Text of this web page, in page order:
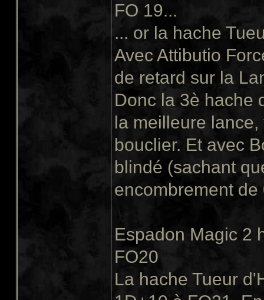
FO 19...
... or la hache
Avec Attibutio
de retard sur la
Donc la 3è hache
la meilleure
bouclier. Et avec
blindé (sachant
encombrement de
Espadon Magic 2
FO20
La hache Tueur